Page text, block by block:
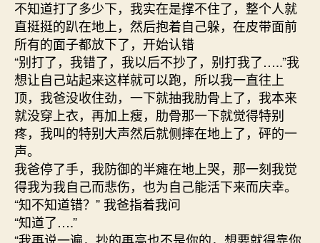
不知道打了多少下，我实在是撑不住了，整个人就
直挺挺的趴在地上，然后抱着自己躲，在皮带面前
所有的面子都放下了，开始认错
“别打了，我错了，我以后不抄了，别打我了…..”我
想让自己站起来这样就可以跑，所以我一直往上
顶，我爸没收住劲，一下就抽我肋骨上了，我本来
就没穿上衣，再加上瘦，肋骨那一下就觉得特别
疼，我叫的特别大声然后就侧摔在地上了，砰的一
声。
我爸停了手，我防御的半瘫在地上哭，那一刻我觉
得我为我自己而悲伤，也为自己能活下来而庆幸。
“知不知道错？” 我爸指着我问
“知道了….”
“我再说一遍，抄的再高也不是你的，想要就得靠你